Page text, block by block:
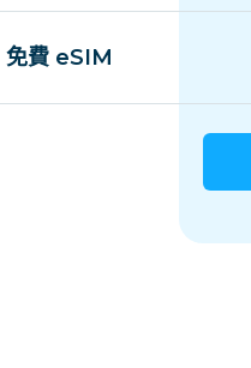
免費 eSIM